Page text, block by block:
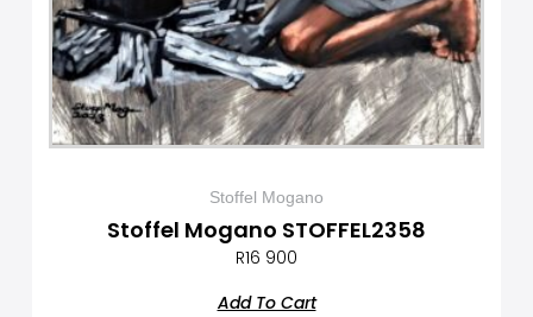
Stoffel Mogano
Stoffel Mogano STOFFEL2358
R16 900
Add To Cart